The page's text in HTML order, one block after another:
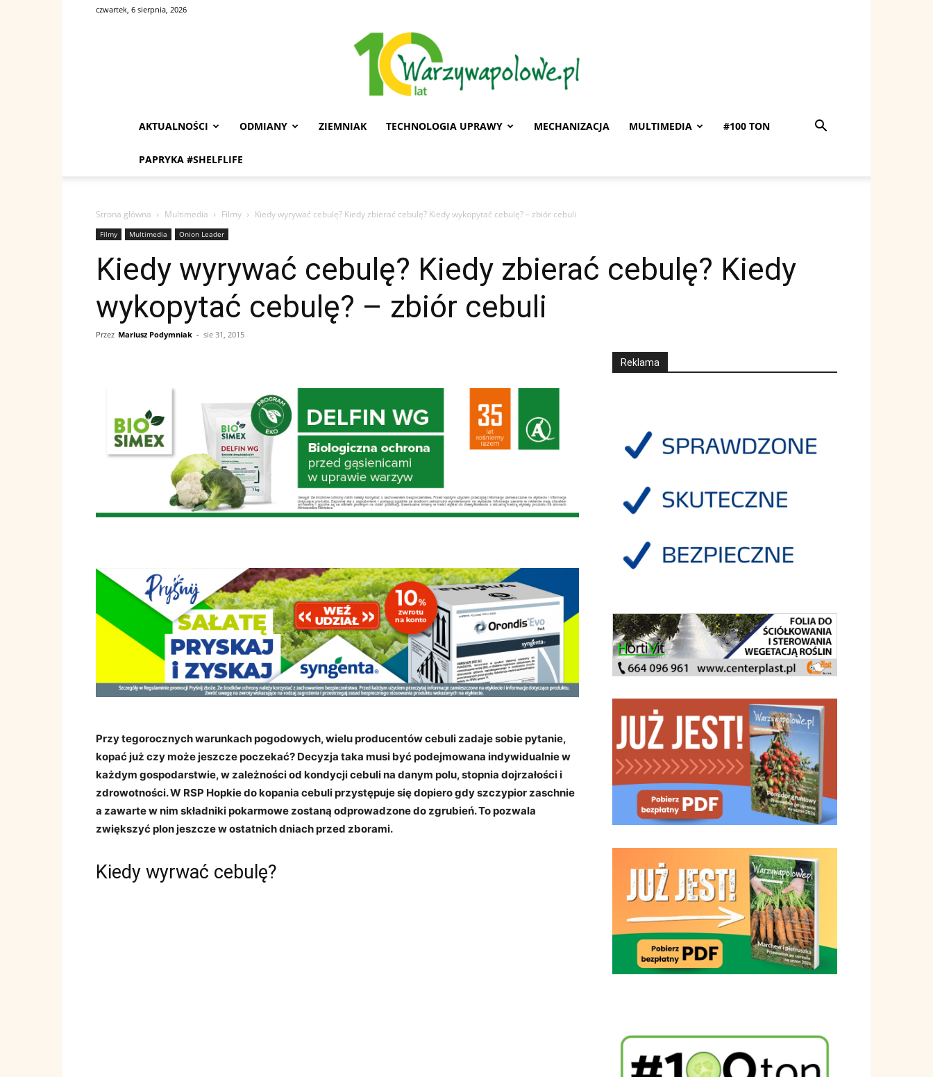
czwartek, 6 sierpnia, 2026
AKTUALNOŚCI ODMIANY ZIEMNIAK TECHNOLOGIA UPRAWY MECHANIZACJA MULTIMEDIA #100 TON
PAPRYKA #SHELFLIFE
Strona główna Multimedia Filmy Kiedy wyrywać cebulę? Kiedy zbierać cebulę? Kiedy wykopytać cebulę? – zbiór cebuli
Filmy Multimedia Onion Leader
Kiedy wyrywać cebulę? Kiedy zbierać cebulę? Kiedy
wykopytać cebulę? – zbiór cebuli
Przez Mariusz Podymniak - sie 31, 2015
Przy tegorocznych warunkach pogodowych, wielu producentów cebuli zadaje sobie pytanie,
kopać już czy może jeszcze poczekać? Decyzja taka musi być podejmowana indywidualnie w
każdym gospodarstwie, w zależności od kondycji cebuli na danym polu, stopnia dojrzałości i
zdrowotności. W RSP Hopkie do kopania cebuli przystępuje się dopiero gdy szczypior zaschnie
a zawarte w nim składniki pokarmowe zostaną odprowadzone do zgrubień. To pozwala
zwiększyć plon jeszcze w ostatnich dniach przed zborami.
Kiedy wyrwać cebulę?
Reklama